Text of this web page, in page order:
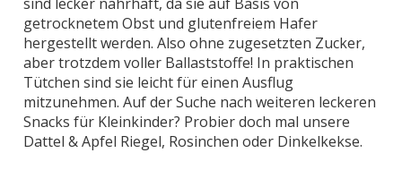
getrocknetem Obst und glutenfreiem Hafer
hergestellt werden. Also ohne zugesetzten Zucker,
aber trotzdem voller Ballaststoffe! In praktischen
Tütchen sind sie leicht für einen Ausflug
mitzunehmen. Auf der Suche nach weiteren leckeren
Snacks für Kleinkinder? Probier doch mal unsere
Dattel & Apfel Riegel, Rosinchen oder Dinkelkekse.